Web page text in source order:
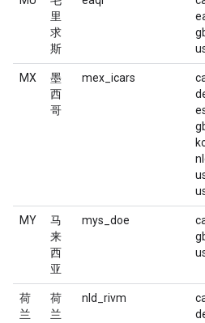
里
求
斯
MX
墨
西
哥
mex_icars
MY
马
来
西
亚
mys_doe
荷
兰
荷
兰
nld_rivm